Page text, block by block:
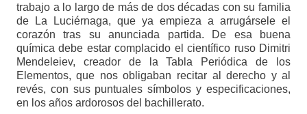
trabajo a lo largo de más de dos décadas con su familia
de La Luciérnaga, que ya empieza a arrugársele el
corazón tras su anunciada partida. De esa buena
química debe estar complacido el científico ruso Dimitri
Mendeleiev, creador de la Tabla Periódica de los
Elementos, que nos obligaban recitar al derecho y al
revés, con sus puntuales símbolos y especificaciones,
en los años ardorosos del bachillerato.